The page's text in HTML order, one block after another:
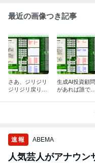
最近の画像つき記事
さあ、ジリジリ
ジリジリ戻りで
生成AI投資顧問
があれば誰でも
速報 ABEMA
人気芸人がアナウン